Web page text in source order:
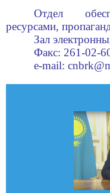
Отдел
ресурсами,
Зал
Факс: 261-02-
e-mail:cnbrk@